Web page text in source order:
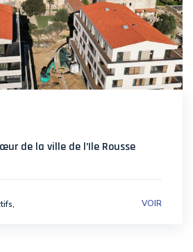
de la ville de l’Ile Rousse
VOIR